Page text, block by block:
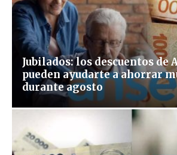
Jubilados: los descuentos de
pueden ayudarte a ahorrar
durante agosto